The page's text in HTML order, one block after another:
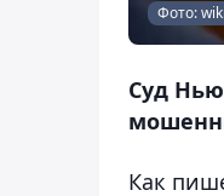
Фото:
Суд
Как